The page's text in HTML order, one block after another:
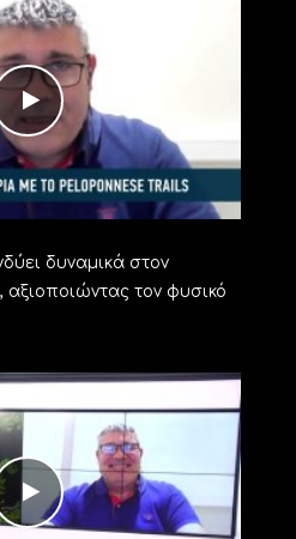
δυναμικά στον
αξιοποιώντας τον φυσικό